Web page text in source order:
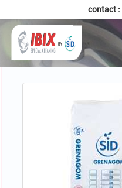
contact :